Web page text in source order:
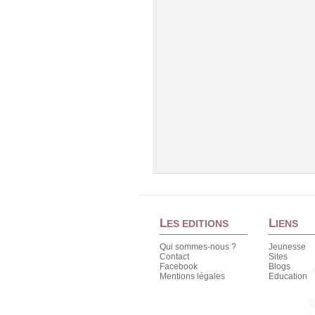
LES EDITIONS
Qui sommes-nous ?
Contact
Facebook
Mentions légales
LIENS
Jeunesse
Sites
Blogs
Education